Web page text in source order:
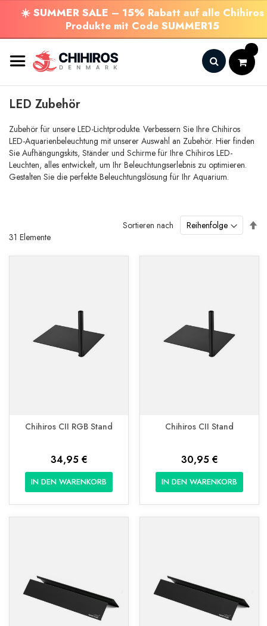
☀️ SUMMER SALE – 15% Rabatt auf alle Chihiros
Produkte mit Code SUMMER15
Inhalt
springen
Search
LED Zubehör
Zubehör für unsere LED-Lichtprodukte. Verbessern Sie Ihre Chihiros
LED-Aquarienbeleuchtung mit unserer Auswahl an Zubehör. Hier finden
Sie Aufhängungskits, Ständer und Schirme für Ihre Chihiros LED-
Leuchten, alles entwickelt, um Ihr Beleuchtungserlebnis zu optimieren.
Gestalten Sie die perfekte Beleuchtungslösung für Ihr Aquarium.
31 Elemente
Sortieren nach
Chihiros CII RGB Stand
34,95 €
IN DEN WARENKORB
Chihiros CII Stand
30,95 €
IN DEN WARENKORB